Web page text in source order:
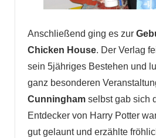
Anschließend ging es zur
Chicken House. Der Verlag
sein 5jähriges Bestehen und
ganz besonderen
Cunninghamselbst gab sich
Entdecker von Harry Potter
gut gelaunt und erzählte